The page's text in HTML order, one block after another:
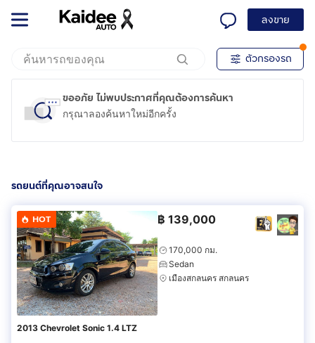
ลงขาย
ตัวกรองรถ
ขออภัย ไม่พบประกาศที่คุณต้องการค้นหา
กรุณาลองค้นหาใหม่อีกครั้ง
รถยนต์ที่คุณอาจสนใจ
HOT ฿ 139,000
170,000 กม.
Sedan
เมืองสกลนคร สกลนคร
2013 Chevrolet Sonic 1.4 LTZ